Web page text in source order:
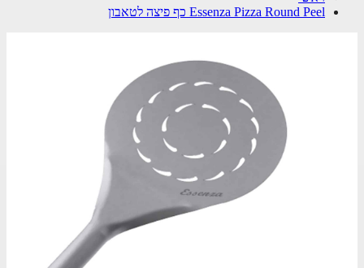
Essenza Pizza Round Peel כף פיצה לטאבון